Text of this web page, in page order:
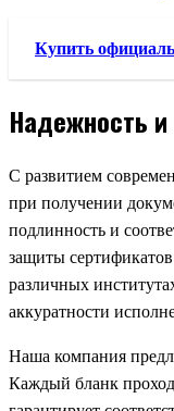
Купить
Надежность и
С развитием
при получении
подлинность и
защиты
различных
аккуратности
Наша компания
Каждый бланк